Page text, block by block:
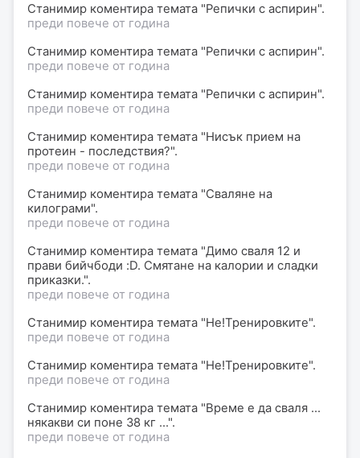
Станимир коментира темата "Репички с аспирин".
преди повече от година
Станимир коментира темата "Репички с аспирин".
преди повече от година
Станимир коментира темата "Репички с аспирин".
преди повече от година
Станимир коментира темата "Нисък прием на
протеин - последствия?".
преди повече от година
Станимир коментира темата "Сваляне на
килограми".
преди повече от година
Станимир коментира темата "Димо сваля 12 и
прави бийчбоди :D. Смятане на калории и сладки
приказки.".
преди повече от година
Станимир коментира темата "Не!Тренировките".
преди повече от година
Станимир коментира темата "Не!Тренировките".
преди повече от година
Станимир коментира темата "Време е да сваля ...
някакви си поне 38 кг ...".
преди повече от година